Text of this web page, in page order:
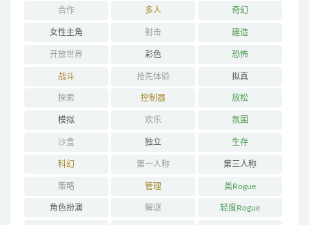
合作 多人 奇幻
女性主角 射击 建造
开放世界 彩色 恐怖
战斗 抢先体验 拟真
探索 控制器 放松
模拟 欢乐 氛围
沙盒 独立 生存
科幻 第一人称 第三人称
策略 管理 类Rogue
角色扮演 解谜 轻度Rogue